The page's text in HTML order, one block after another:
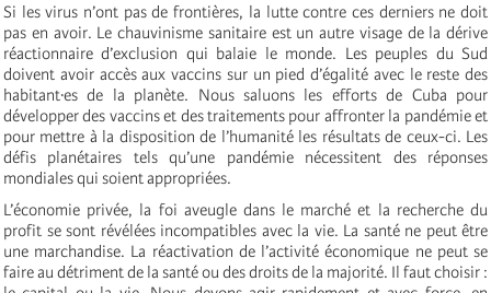
Si les virus n’ont pas de frontières, la lutte contre ces derniers ne doit
pas en avoir. Le chauvinisme sanitaire est un autre visage de la dérive
réactionnaire d’exclusion qui balaie le monde. Les peuples du Sud
doivent avoir accès aux vaccins sur un pied d’égalité avec le reste des
habitant·es de la planète. Nous saluons les efforts de Cuba pour
développer des vaccins et des traitements pour affronter la pandémie et
pour mettre à la disposition de l’humanité les résultats de ceux-ci. Les
défis planétaires tels qu’une pandémie nécessitent des réponses
mondiales qui soient appropriées.
L’économie privée, la foi aveugle dans le marché et la recherche du
profit se sont révélées incompatibles avec la vie. La santé ne peut être
une marchandise. La réactivation de l’activité économique ne peut se
faire au détriment de la santé ou des droits de la majorité. Il faut choisir :